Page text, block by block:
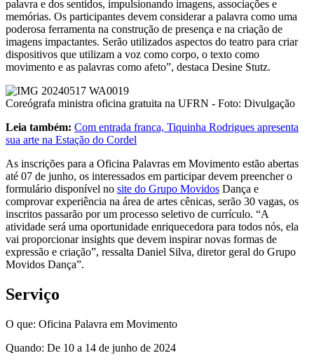
palavra e dos sentidos, impulsionando imagens, associações e
memórias. Os participantes devem considerar a palavra como uma
poderosa ferramenta na construção de presença e na criação de
imagens impactantes. Serão utilizados aspectos do teatro para criar
dispositivos que utilizam a voz como corpo, o texto como
movimento e as palavras como afeto”, destaca Desine Stutz.
Coreógrafa ministra oficina gratuita na UFRN - Foto: Divulgação
Leia também: Com entrada franca, Tiquinha Rodrigues apresenta
sua arte na Estação do Cordel
As inscrições para a Oficina Palavras em Movimento estão abertas
até 07 de junho, os interessados em participar devem preencher o
formulário disponível no site do Grupo Movidos Dança e
comprovar experiência na área de artes cênicas, serão 30 vagas, os
inscritos passarão por um processo seletivo de currículo. “A
atividade será uma oportunidade enriquecedora para todos nós, ela
vai proporcionar insights que devem inspirar novas formas de
expressão e criação”, ressalta Daniel Silva, diretor geral do Grupo
Movidos Dança”.
Serviço
O que: Oficina Palavra em Movimento
Quando: De 10 a 14 de junho de 2024